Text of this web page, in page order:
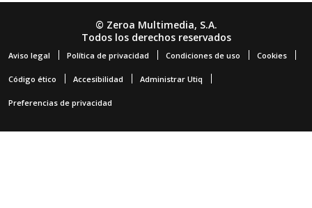
© Zeroa Multimedia, S.A.
Todos los derechos reservados
Aviso legal Política de privacidad Condiciones de uso Cookies
Código ético Accesibilidad Administrar Utiq
Preferencias de privacidad